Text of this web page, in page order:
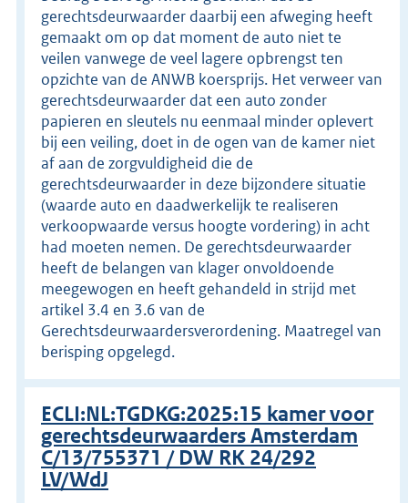
gerechtsdeurwaarder daarbij een afweging heeft
gemaakt om op dat moment de auto niet te
veilen vanwege de veel lagere opbrengst ten
opzichte van de ANWB koersprijs. Het verweer van
gerechtsdeurwaarder dat een auto zonder
papieren en sleutels nu eenmaal minder oplevert
bij een veiling, doet in de ogen van de kamer niet
af aan de zorgvuldigheid die de
gerechtsdeurwaarder in deze bijzondere situatie
(waarde auto en daadwerkelijk te realiseren
verkoopwaarde versus hoogte vordering) in acht
had moeten nemen. De gerechtsdeurwaarder
heeft de belangen van klager onvoldoende
meegewogen en heeft gehandeld in strijd met
artikel 3.4 en 3.6 van de
Gerechtsdeurwaardersverordening. Maatregel van
berisping opgelegd.
ECLI:NL:TGDKG:2025:15 kamer voor
gerechtsdeurwaarders Amsterdam
C/13/755371 / DW RK 24/292
LV/WdJ